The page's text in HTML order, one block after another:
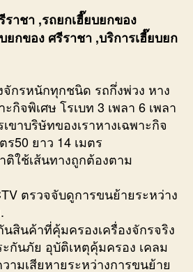
ราชา ,รถยกเฮี๊ยบยกของ
ยกของ ศรีราชา ,บริการเฮี๊ยบยก
จักรหนักทุกชนิด รถกึ่งพ่วง หาง
กิจพิเศษ โรเบท 3 เพลา 6 เพลา
ขาบริษัทของเราหางเฉพาะกิจ
ร50 ยาว 14 เมตร
ติใช้เส้นทางถูกต้องตาม
ตรวจจับดูการขนย้ายระหว่าง
สินค้าที่คุ้มครองเครื่องจักรจริง
กันภัย อุบัติเหตุคุ้มครอง เคลม
ามเสียหายระหว่างการขนย้าย